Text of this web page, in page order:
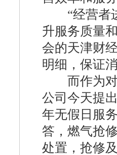
“经营者进
升服务质量
会的天津财
明细，保证
而作为对
公司今天提
年无假日服
答，燃气抢
处置，抢修